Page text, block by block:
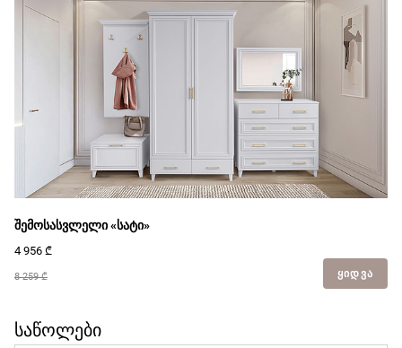
შემოსასვლელი «სატი»
8 259 ₾
4 956 ₾
ᲧᲘᲓᲕᲐ
საწოლები